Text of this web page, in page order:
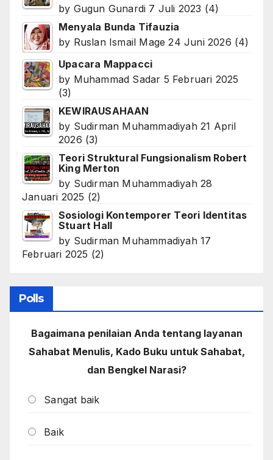
by Gugun Gunardi 7 Juli 2023 (4)
Menyala Bunda Tifauzia
by Ruslan Ismail Mage 24 Juni 2026 (4)
Upacara Mappacci
by Muhammad Sadar 5 Februari 2025
(3)
KEWIRAUSAHAAN
by Sudirman Muhammadiyah 21 April
2026 (3)
Teori Struktural Fungsionalism Robert
King Merton
by Sudirman Muhammadiyah 28
Januari 2025 (2)
Sosiologi Kontemporer Teori Identitas
Stuart Hall
by Sudirman Muhammadiyah 17
Februari 2025 (2)
Polls
Bagaimana penilaian Anda tentang layanan
Sahabat Menulis, Kado Buku untuk Sahabat,
dan Bengkel Narasi?
Sangat baik
Baik